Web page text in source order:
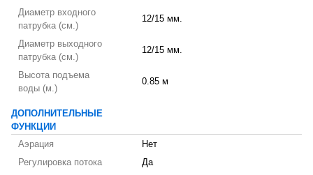
Диаметр входного
патрубка (см.)
12/15 мм.
Диаметр выходного
патрубка (см.)
12/15 мм.
Высота подъема
воды (м.)
0.85 м
ДОПОЛНИТЕЛЬНЫЕ
ФУНКЦИИ
Аэрация
Нет
Регулировка потока
Да